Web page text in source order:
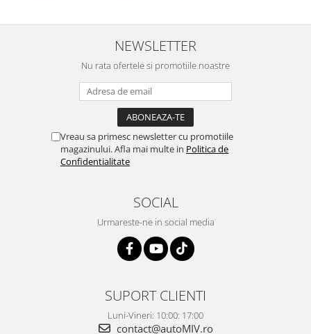
NEWSLETTER
Nu rata ofertele si promotiile noastre
Vreau sa primesc newsletter cu promotiile
magazinului. Afla mai multe in Politica de
Confidentialitate
SOCIAL
Urmareste-ne in social media
SUPORT CLIENTI
Luni-Vineri: 10:00: 17:00
contact@autoMIV.ro